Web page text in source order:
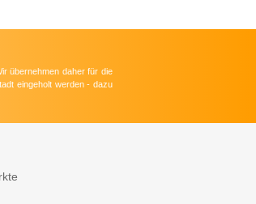
übernehmen daher für die
eingeholt werden - dazu